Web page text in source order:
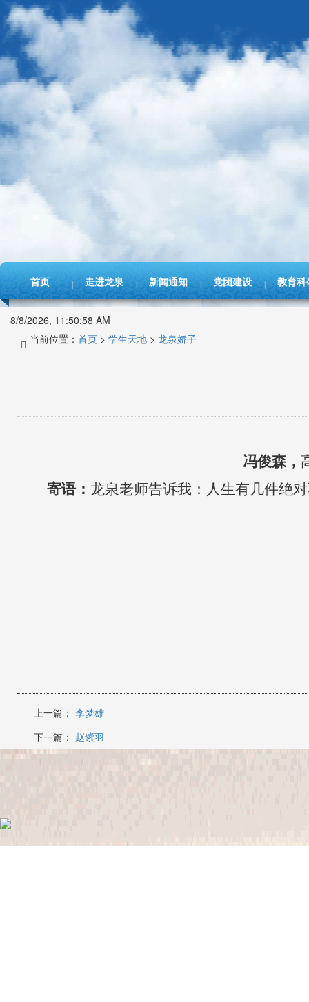
首页 走进龙泉 新闻通知 党团建设 教育科
8/8/2026, 11:50:58 AM
当前位置： 首页 > 学生天地 > 龙泉娇子
冯俊森，
寄语： 龙泉老师告诉我： 人生有几件绝
上一篇： 李梦雄
下一篇： 赵紫羽